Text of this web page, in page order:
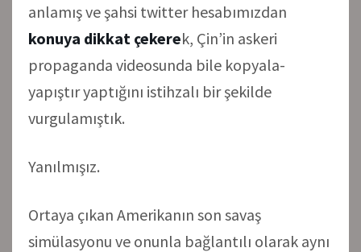
anlamış ve şahsi twitter hesabımızdan
konuya dikkat çekerek, Çin’in askeri
propaganda videosunda bile kopyala-
yapıştır yaptığını istihzalı bir şekilde
vurgulamıştık.
Yanılmışız.
Ortaya çıkan Amerikanın son savaş
simülasyonu ve onunla bağlantılı olarak aynı